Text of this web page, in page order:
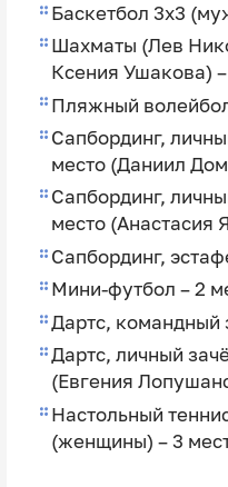
Баскетбол 3x3
Шахматы (Лев
Ксения Ушакова) –
Пляжный
Сапбординг,
место (Даниил
Сапбординг,
место (Анастасия
Сапбординг,
Мини-футбол – 2
Дартс, командный
Дартс, личный
(Евгения
Настольный
(женщины) – 3